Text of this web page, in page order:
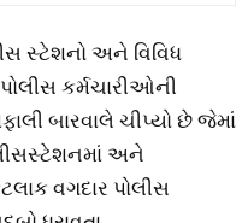
સ્ટેશનો અને વિવિધ
કર્મચારીઓની
બારવાલે ચીપ્યો છે જેમાં
અને
વગદાર પોલીસ